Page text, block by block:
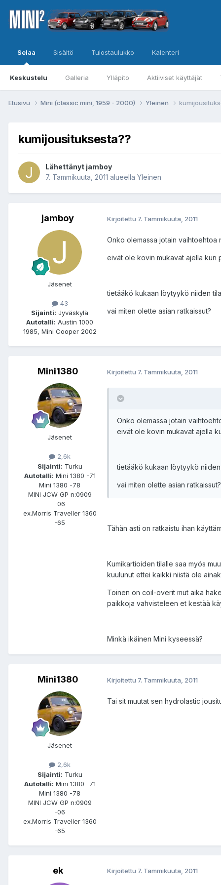
Selaa
Keskustelu Galleria Ylläpito Aktiiviset käyttäjät
Sisältö Tulostaulukko Kalenteri
Etusivu Mini (classic mini, 1959 - 2000) Yleinen
kumijousituksesta??
Lähettänyt jamboy
7. Tammikuuta, 2011 alueella Yleinen
jamboy
Jäsenet
43
Sijainti: Jyväskylä
Autotalli: Austin 1000
1985, Mini Cooper 2002
Kirjoitettu 7. Tammikuuta, 2011
Onko olemassa jotain vaihtoehtoa
eivät ole kovin mukavat ajella kun
tietääkö kukaan löytyykö niiden
vai miten olette asian ratkaissut?
Mini1380
Jäsenet
2,6k
Sijainti: Turku
Autotalli: Mini 1380 -71
Mini 1380 -78
MINI JCW GP n:0909
-06
ex.Morris Traveller 1360
-65
Kirjoitettu 7. Tammikuuta, 2011
Onko olemassa jotain
eivät ole kovin mukavat ajella
tietääkö kukaan löytyykö niiden
vai miten olette asian ratkaissut?
Tähän asti on ratkaistu ihan
Kumikartioiden tilalle saa myös
kuulunut ettei kaikki niistä ole
Toinen on coil-overit mut aika
paikkoja vahvisteleen et kestää
Minkä ikäinen Mini kyseessä?
Mini1380
Jäsenet
2,6k
Sijainti: Turku
Autotalli: Mini 1380 -71
Mini 1380 -78
MINI JCW GP n:0909
-06
ex.Morris Traveller 1360
-65
Kirjoitettu 7. Tammikuuta, 2011
Tai sit muutat sen hydrolastic
ek Kirjoitettu 7. Tammikuuta, 2011